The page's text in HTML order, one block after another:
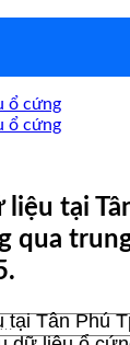
liệu tại
qua
tại Tân Phú